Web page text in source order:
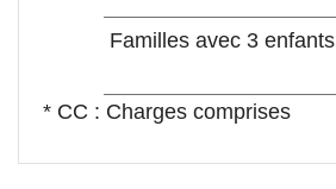
Familles avec 3 enfants
* CC : Charges comprises